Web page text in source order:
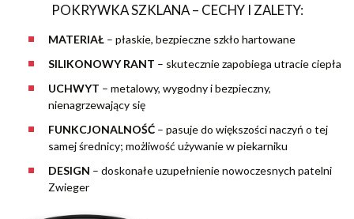
POKRYWKA SZKLANA – CECHY I ZALETY:
MATERIAŁ – płaskie, bezpieczne szkło hartowane
SILIKONOWY RANT – skutecznie zapobiega utracie ciepła
UCHWYT – metalowy, wygodny i bezpieczny,
nienagrzewający się
FUNKCJONALNOŚĆ – pasuje do większości naczyń o tej
samej średnicy; możliwość używanie w piekarniku
DESIGN – doskonałe uzupełnienie nowoczesnych patelni
Zwieger